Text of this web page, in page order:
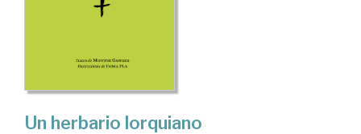
Un herbario lorquiano